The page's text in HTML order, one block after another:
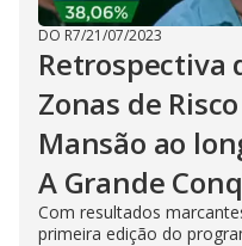
DO R7/21/07/2023
Retrospectiva
Zonas de
Mansão ao
A Grande
Com resultados
primeira edição do